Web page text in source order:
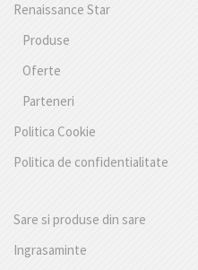
Renaissance Star
Produse
Oferte
Parteneri
Politica Cookie
Politica de confidentialitate
Sare si produse din sare
Ingrasaminte